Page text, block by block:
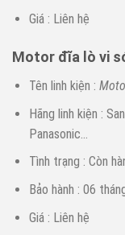
Giá : Liên hệ
Motor đĩa lò vi
Tên linh kiện :
Hãng linh kiện :
Panasonic…
Tình trạng : Còn
Bảo hành : 06
Giá : Liên hệ